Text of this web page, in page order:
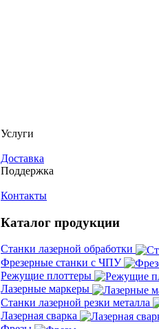
Услуги
Доставка
Поддержка
Контакты
Каталог продукции
Станки лазерной обработки
Фрезерные станки с ЧПУ
Режущие плоттеры
Лазерные маркеры
Станки лазерной резки металла
Лазерная сварка